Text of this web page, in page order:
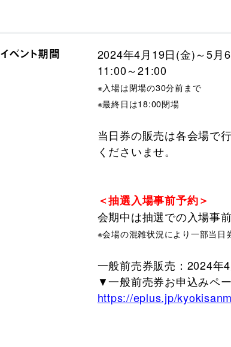
イベント期間
2024年4月19日(金)～5月
11:00～21:00
※入場は閉場の30分前まで
※最終日は18:00閉場
当日券の販売は各会場で
くださいませ。
＜抽選入場事前予約＞
会期中は抽選での入場事
※会場の混雑状況により一部当日
一般前売券販売：2024年
▼一般前売券お申込み
https://eplus.jp/